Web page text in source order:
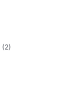
(2)